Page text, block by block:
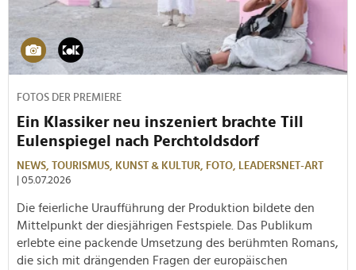
FOTOS DER PREMIERE
Ein Klassiker neu inszeniert brachte Till
Eulenspiegel nach Perchtoldsdorf
NEWS, TOURISMUS, KUNST & KULTUR, FOTO,
LEADERSNET-ART
| 05.07.2026
Die feierliche Uraufführung der Produktion bildete den
Mittelpunkt der diesjährigen Festspiele. Das Publikum
erlebte eine packende Umsetzung des berühmten Romans,
die sich mit drängenden Fragen der europäischen